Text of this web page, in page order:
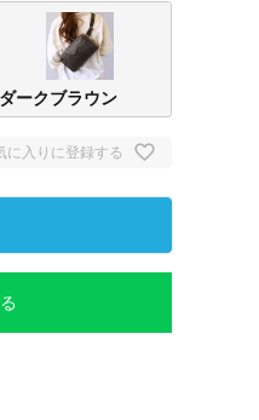
ダークブラウン
に入りに登録する